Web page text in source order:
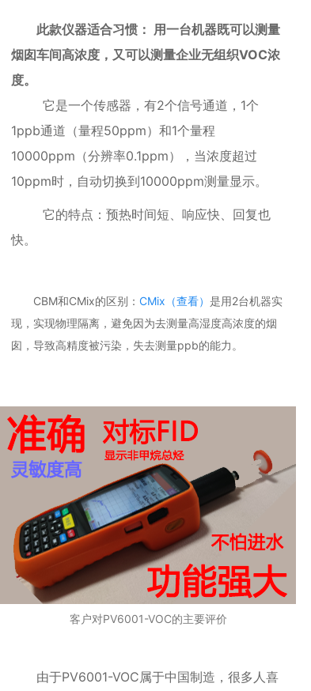
此款仪器适合习惯： 用一台机器既可以测量
烟囱车间高浓度，又可以测量企业无组织VOC浓
度。
它是一个传感器，有2个信号通道，1个
1ppb通道（量程50ppm）和1个量程
10000ppm（分辨率0.1ppm），当浓度超过
10ppm时，自动切换到10000ppm测量显示。
它的特点：预热时间短、响应快、回复也
快。
CBM和CMix的区别： CMix（查看） 是用2台机器实
现，实现物理隔离，避免因为去测量高湿度高浓度的烟
囱，导致高精度被污染，失去测量ppb的能力。
客户对PV6001-VOC的主要评价
由于PV6001-VOC属于中国制造，很多人喜